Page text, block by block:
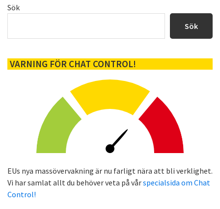
Primärt
Sök
Sök
VARNING FÖR CHAT CONTROL!
EUs nya massövervakning är nu farligt nära att bli verklighet.
Vi har samlat allt du behöver veta på vårspecialsida om Chat
Control!